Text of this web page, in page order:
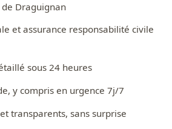
Draguignan
et assurance responsabilité civile
sous 24 heures
y compris en urgence 7j/7
transparents, sans surprise